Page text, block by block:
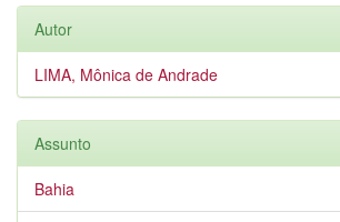
Autor
LIMA, Mônica de Andrade
Assunto
Bahia